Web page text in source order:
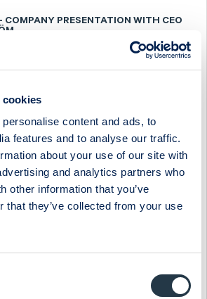
cookies
content and ads, to
features and to analyse our traffic.
about your use of our site with
and analytics partners who
other information that you’ve
that they’ve collected from your use
COMPANY PRESENTATION WITH CEO
EARNINGS CALL 22 AUGUST
Media
COMPANY PRESENTATION WITH CEO
COMPANY PRESENTATION WITH CFO